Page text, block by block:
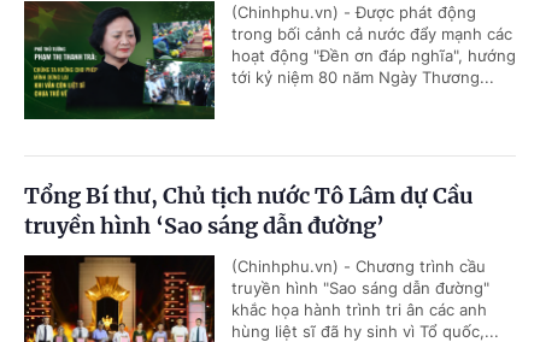
(Chinhphu.vn) - Được phát động
trong bối cảnh cả nước đẩy mạnh các
hoạt động "Đền ơn đáp nghĩa", hướng
tới kỷ niệm 80 năm Ngày Thương...
Tổng Bí thư, Chủ tịch nước Tô Lâm dự Cầu
truyền hình ‘Sao sáng dẫn đường’
(Chinhphu.vn) - Chương trình cầu
truyền hình "Sao sáng dẫn đường"
khắc họa hành trình tri ân các anh
hùng liệt sĩ đã hy sinh vì Tổ quốc,...